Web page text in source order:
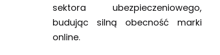
sektora ubezpieczeniowego,
budując silną obecność marki
online.